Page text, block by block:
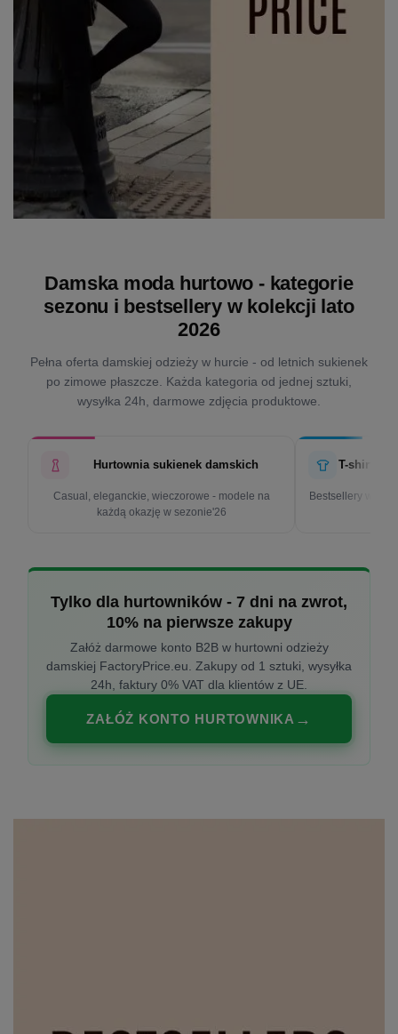
Damska moda hurtowo - kategorie
sezonu i bestsellery w kolekcji lato
2026
Pełna oferta damskiej odzieży w hurcie - od letnich sukienek
po zimowe płaszcze. Każda kategoria od jednej sztuki,
wysyłka 24h, darmowe zdjęcia produktowe.
Hurtownia sukienek damskich
Casual, eleganckie, wieczorowe - modele na
każdą okazję w sezonie'26
T-shirty
Bestsellery w
Tylko dla hurtowników - 7 dni na zwrot,
10% na pierwsze zakupy
Załóż darmowe konto B2B w hurtowni odzieży
damskiej FactoryPrice.eu. Zakupy od 1 sztuki, wysyłka
24h, faktury 0% VAT dla klientów z UE.
ZAŁÓŻ KONTO HURTOWNIKA